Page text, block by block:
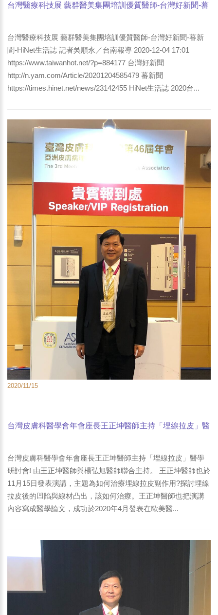
台灣醫療科技展 藝群醫美集團培訓優質醫師-台灣好新聞-蕃
台灣醫療科技展 藝群醫美集團培訓優質醫師-台灣好新聞-蕃新
聞-HiNet生活誌 記者吳順永／台南報導 2020-12-04 17:01
https://www.taiwanhot.net/?p=884177 台灣好新聞
http://n.yam.com/Article/20201204585479 蕃新聞
https://times.hinet.net/news/23142455 HiNet生活誌 2020台...
2020/11/15
台灣皮膚科醫學會年會座長王正坤醫師主持「埋線拉皮」醫
台灣皮膚科醫學會年會座長王正坤醫師主持「埋線拉皮」醫學
研討會! 由王正坤醫師與楊弘旭醫師聯合主持。 王正坤醫師也於
11月15日發表演講，主題為如何治療埋線拉皮副作用?探討埋線
拉皮後的凹陷與線材凸出，該如何治療。王正坤醫師也把演講
內容寫成醫學論文，成功於2020年4月發表在歐美醫...